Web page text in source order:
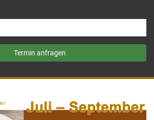
Termin anfragen